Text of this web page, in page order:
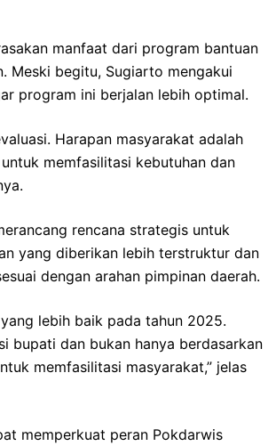
manfaat dari program bantuan
Meski begitu, Sugiarto mengakui
program ini berjalan lebih optimal.
Harapan masyarakat adalah
memfasilitasi kebutuhan dan
rencana strategis untuk
yang diberikan lebih terstruktur dan
dengan arahan pimpinan daerah.
lebih baik pada tahun 2025.
bupati dan bukan hanya berdasarkan
memfasilitasi masyarakat,” jelas
memperkuat peran Pokdarwis